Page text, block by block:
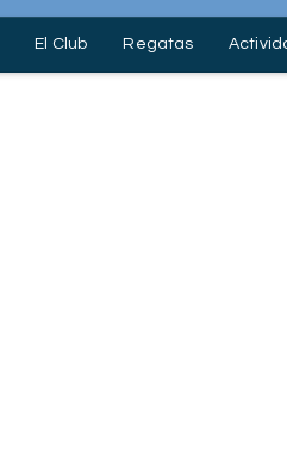
El Club Regatas